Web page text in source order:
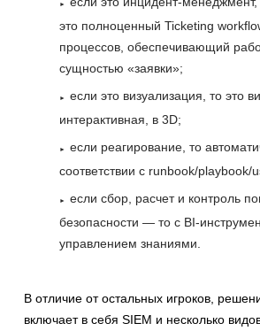
это полноценный Ticketing
процессов, обеспечивающий
сущностью «заявки»;
если это визуализация, то это
интерактивная, в 3D;
если реагирование, то
соответствии с runbook/playbook/
если сбор, расчет и контроль
безопасности — то с BI-
управлением знаниями.
В отличие от остальных игроков,
включает в себя SIEM и несколько